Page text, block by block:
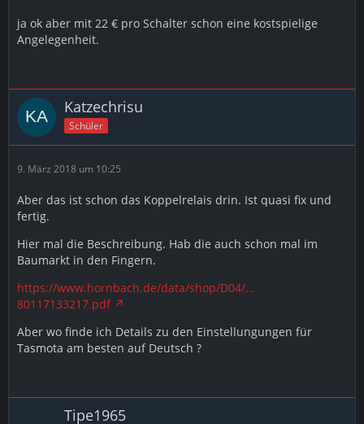
ja ok aber mit 22 € pro Schalter schon eine kostspielige
Angelegenheit.
Katzechrisu
Schüler
9. März 2018 um 10:25
Aber das ist schon das Koppelrelais drin. Ist quasi fix und
fertig.
Hier mal die Beschreibung. Hab die auch schon mal im
Baumarkt in den Fingern.
https://www.hornbach.de/data/shop/D04/…
80117133217.pdf
Aber wo finde ich Details zu den Einstellungungen für
Tasmota am besten auf Deutsch ?
Tipe1965